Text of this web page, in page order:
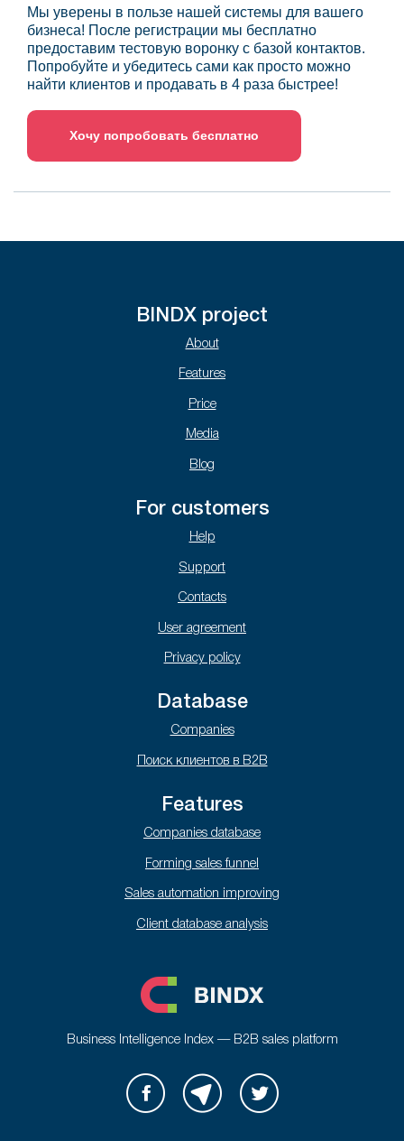
Мы уверены в пользе нашей системы для вашего
бизнеса! После регистрации мы бесплатно
предоставим тестовую воронку с базой контактов.
Попробуйте и убедитесь сами как просто можно
найти клиентов и продавать в 4 раза быстрее!
Хочу попробовать бесплатно
BINDX project
About
Features
Price
Media
Blog
For customers
Help
Support
Contacts
User agreement
Privacy policy
Database
Companies
Поиск клиентов в B2B
Features
Companies database
Forming sales funnel
Sales automation improving
Client database analysis
Business Intelligence Index — B2B sales platform